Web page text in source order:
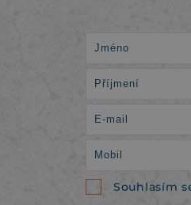
Souhlasím